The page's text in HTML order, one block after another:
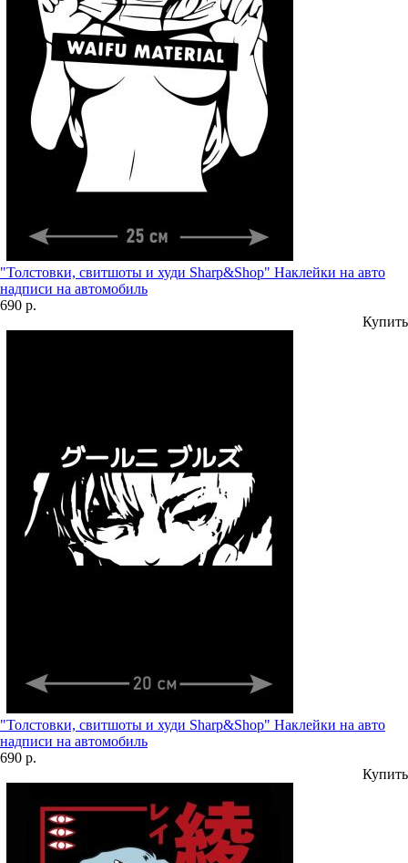
"Толстовки, свитшоты и худи Sharp&Shop" Наклейки на авто
надписи на автомобиль
690 р.
Купить
"Толстовки, свитшоты и худи Sharp&Shop" Наклейки на авто
надписи на автомобиль
690 р.
Купить